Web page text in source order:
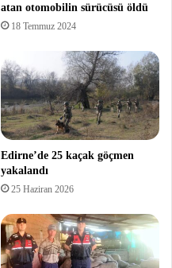
atan otomobilin sürücüsü öldü
18 Temmuz 2024
Edirne’de 25 kaçak göçmen
yakalandı
25 Haziran 2026